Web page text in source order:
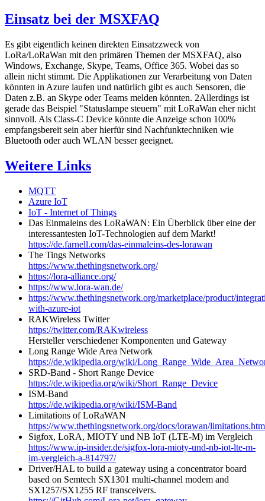
Einsatz bei der MSXFAQ
Es gibt eigentlich keinen direkten Einsatzzweck von
LoRa/LoRaWan mit den primären Themen der MSXFAQ, also
Windows, Exchange, Skype, Teams, Office 365. Wobei das so
allein nicht stimmt. Die Applikationen zur Verarbeitung von Daten
könnten in Azure laufen und natürlich gibt es auch Sensoren, die
Daten z.B. an Skype oder Teams melden könnten. 2Allerdings ist
gerade das Beispiel "Statuslampe steuern" mit LoRaWan eher nicht
sinnvoll. Als Class-C Device könnte die Anzeige schon 100%
empfangsbereit sein aber hierfür sind Nachfunktechniken wie
Bluetooth oder auch WLAN besser geeignet.
Weitere Links
MQTT
Azure IoT
IoT - Internet of Things
Das Einmaleins des LoRaWAN: Ein Überblick über eine der
interessantesten IoT-Technologien auf dem Markt!
https://de.farnell.com/das-einmaleins-des-lorawan
The Tings Networks
https://www.thethingsnetwork.org/
https://lora-alliance.org/
https://www.lora-wan.de/
https://www.thethingsnetwork.org/marketplace/product/
with-azure-iot
RAKWireless Twitter
https://twitter.com/RAKwireless
Hersteller verschiedener Komponenten und Gateway
Long Range Wide Area Network
https://de.wikipedia.org/wiki/
SRD-Band - Short Range Device
https://de.wikipedia.org/wiki/Short_Range_Device
ISM-Band
https://de.wikipedia.org/wiki/ISM-Band
Limitations of LoRaWAN
https://www.thethingsnetwork.org/docs/lorawan/
Sigfox, LoRA, MIOTY und NB IoT (LTE-M) im Vergleich
https://www.ip-insider.de/sigfox-lora-mioty-und-nb-iot-lte-m-
im-vergleich-a-814797/
Driver/HAL to build a gateway using a concentrator board
based on Semtech SX1301 multi-channel modem and
SX1257/SX1255 RF transceivers.